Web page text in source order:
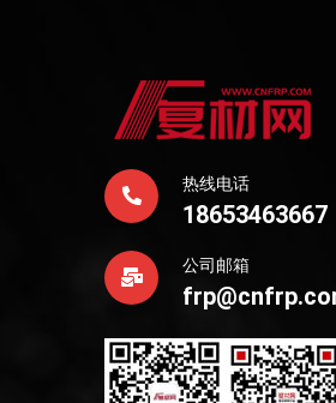
热线电话
18653463667
公司邮箱